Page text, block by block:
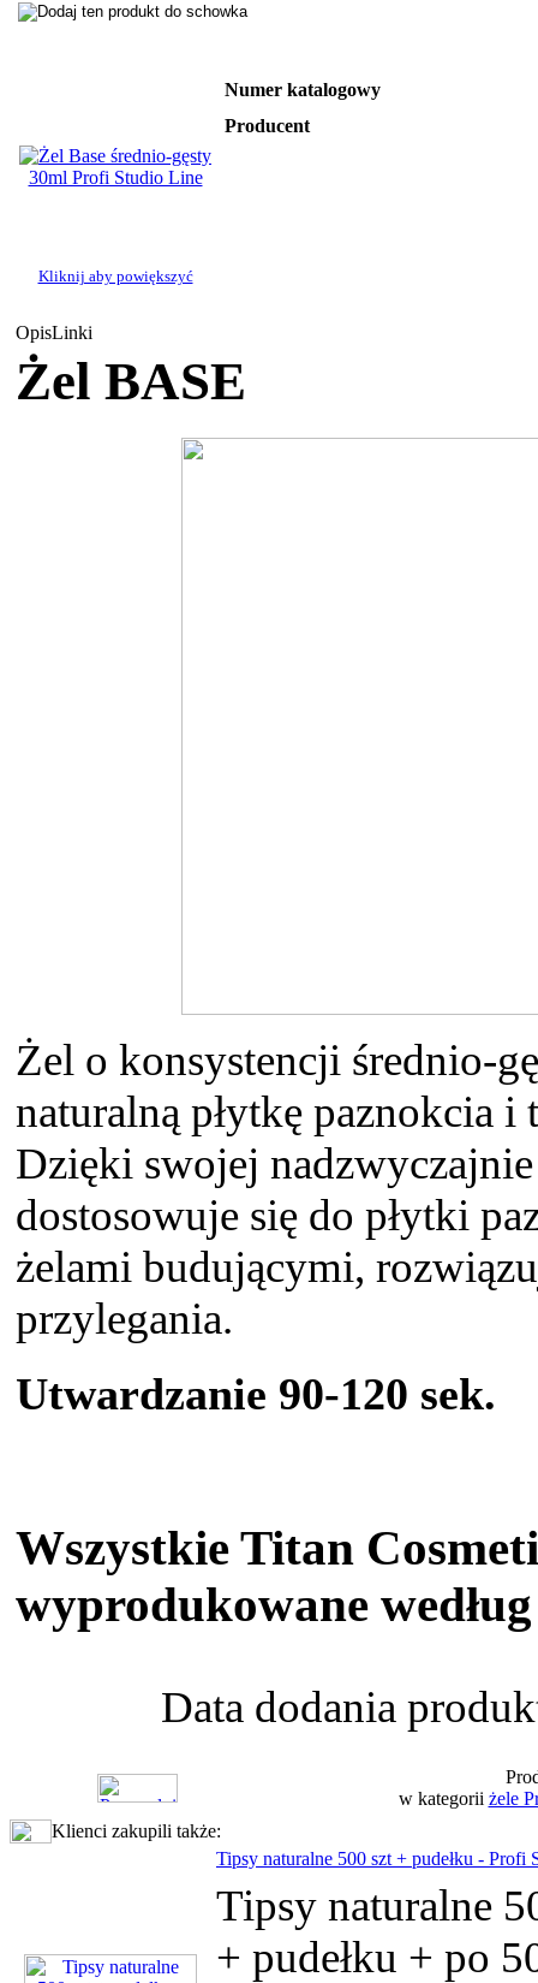
Kliknij aby powiększyć
Numer katalogowy
Producent
OpisLinki
Żel BASE
Żel o konsystencji średnio-
naturalną płytkę paznokcia i
Dzięki swojej
dostosowuje się do płytki
żelami budującymi,
przylegania.
Utwardzanie 90-120 sek.
Wszystkie Titan
wyprodukowane
Data dodania
w kategorii żele
Klienci zakupili także:
Tipsy naturalne 500 szt + pudełku - Profi
Tipsy naturalne
+ pudełku + po